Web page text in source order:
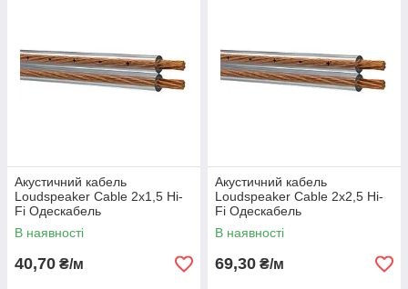
Акустичний кабель
Loudspeaker Cable 2х1,5 Hi-
Fi Одескабель
В наявності
40,70 ₴/м
Акустичний кабель
Loudspeaker Cable 2х2,5 Hi-
Fi Одескабель
В наявності
69,30 ₴/м